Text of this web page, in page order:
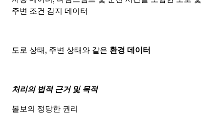
주변 조건 감지 데이터
도로 상태, 주변 상태와 같은 환경 데이터
처리의 법적 근거 및 목적
볼보의 정당한 권리